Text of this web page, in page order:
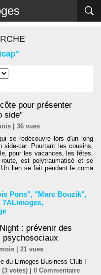
pour présenter
side"
| 36 vues
se redécouvre lors d'un long
side-car. Pourtant les cousins,
pour les vacances, les fêtes.
est polytraumatisé et se
lien se fait pendant le coma
Pons", "Marc Bouzik",
7ALimoges,
: prévenir des
psychosociaux
mois | 21 vues
du Limoges Business Club !
(3 votes) |0 Commentaire